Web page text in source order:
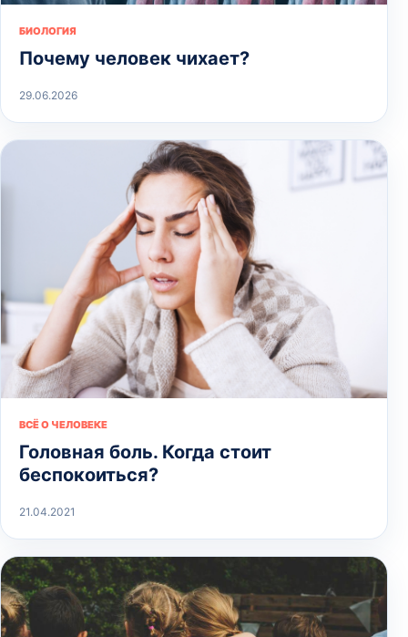
БИОЛОГИЯ
Почему человек чихает?
29.06.2026
ВСЁ О ЧЕЛОВЕКЕ
Головная боль. Когда стоит
беспокоиться?
21.04.2021